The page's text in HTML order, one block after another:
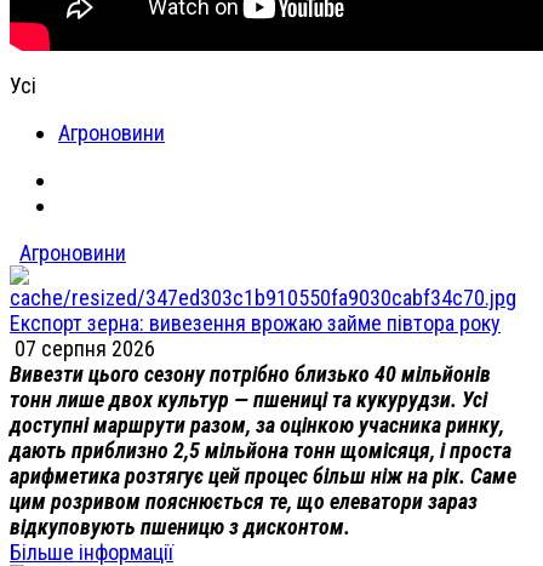
Усі
Агроновини
Агроновини
Експорт зерна: вивезення врожаю займе півтора року
07 серпня 2026
Вивезти цього сезону потрібно близько 40 мільйонів
тонн лише двох культур — пшениці та кукурудзи. Усі
доступні маршрути разом, за оцінкою учасника ринку,
дають приблизно 2,5 мільйона тонн щомісяця, і проста
арифметика розтягує цей процес більш ніж на рік. Саме
цим розривом пояснюється те, що елеватори зараз
відкуповують пшеницю з дисконтом.
Більше інформації